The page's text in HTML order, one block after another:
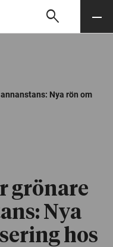
Söksearch Meny
Nya rön om
grönare
Nya
hos